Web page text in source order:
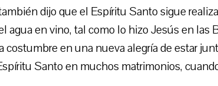
dijo que el Espíritu Santo sigue
agua en vino, tal como lo hizo Jesús en las
costumbre en una nueva alegría de estar
Santo en muchos matrimonios,